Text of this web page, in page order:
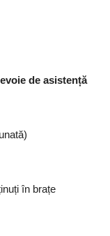
de asistență
în brațe